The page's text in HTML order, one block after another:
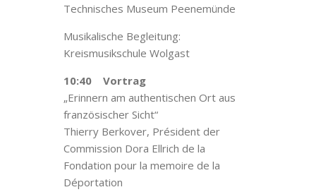
Technisches Museum Peenemünde
Musikalische Begleitung:
Kreismusikschule Wolgast
10:40
Vortrag
„Erinnern am authentischen Ort aus
französischer Sicht“
Thierry Berkover, Président der
Commission Dora Ellrich de la
Fondation pour la memoire de la
Déportation